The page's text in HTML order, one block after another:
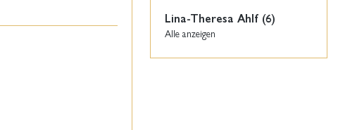
Lina-Theresa Ahlf (6)
Alle anzeigen